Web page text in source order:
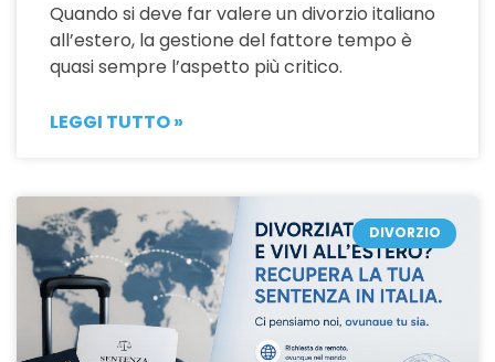
Quando si deve far valere un divorzio italiano
all’estero, la gestione del fattore tempo è
quasi sempre l’aspetto più critico.
LEGGI TUTTO »
DIVORZIO